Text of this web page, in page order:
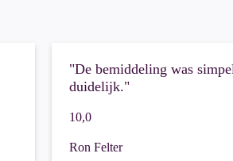
"De bemiddeling was
duidelijk."
10,0
Ron Felter